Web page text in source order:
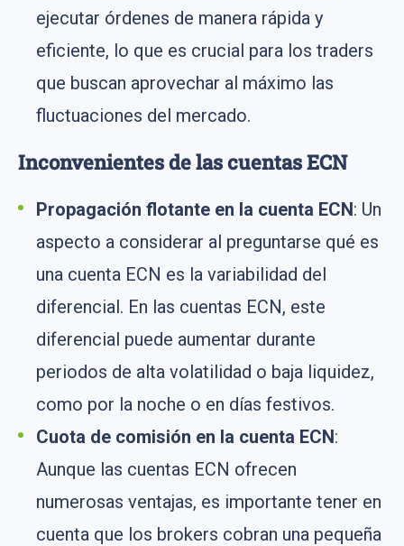
ejecutar órdenes de manera rápida y
eficiente, lo que es crucial para los traders
que buscan aprovechar al máximo las
fluctuaciones del mercado.
Inconvenientes de las cuentas ECN
Propagación flotante en la cuenta ECN: Un
aspecto a considerar al preguntarse qué es
una cuenta ECN es la variabilidad del
diferencial. En las cuentas ECN, este
diferencial puede aumentar durante
periodos de alta volatilidad o baja liquidez,
como por la noche o en días festivos.
Cuota de comisión en la cuenta ECN:
Aunque las cuentas ECN ofrecen
numerosas ventajas, es importante tener en
cuenta que los brokers cobran una pequeña